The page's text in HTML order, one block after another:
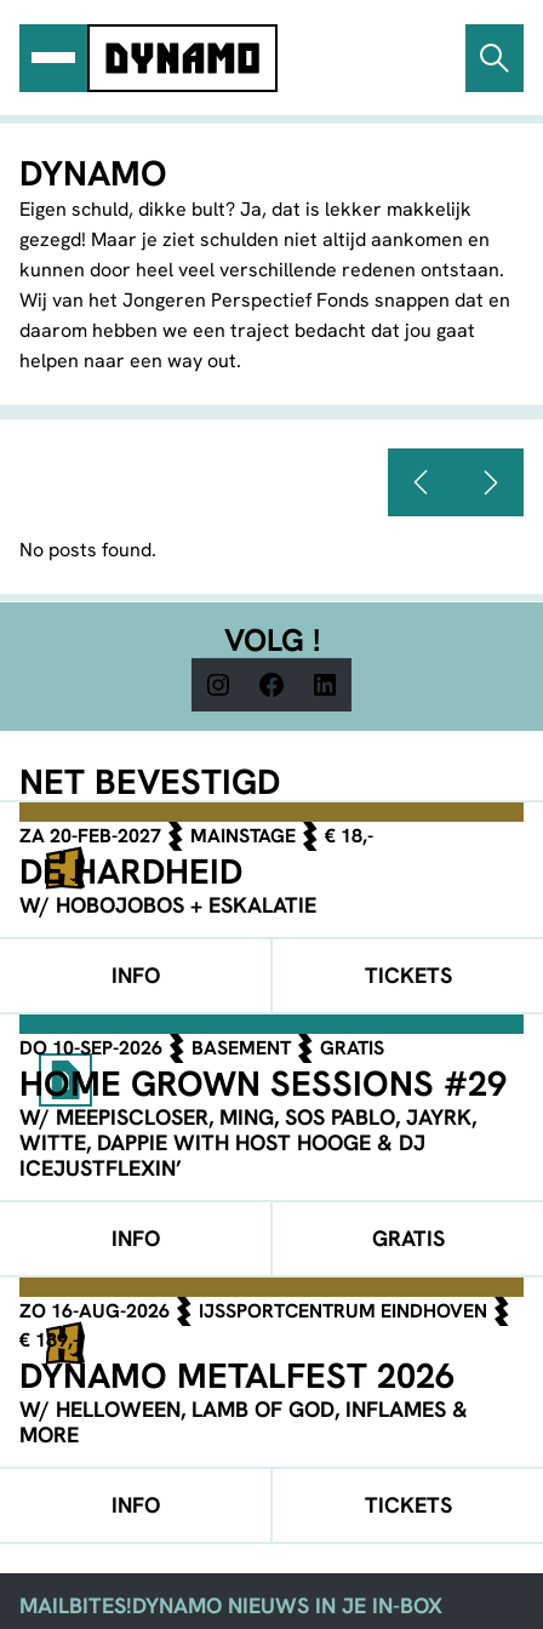
inhoud
DYNAMO
Eigen schuld, dikke bult? Ja, dat is lekker makkelijk
gezegd! Maar je ziet schulden niet altijd aankomen en
kunnen door heel veel verschillende redenen ontstaan.
Wij van het Jongeren Perspectief Fonds snappen dat en
daarom hebben we een traject bedacht dat jou gaat
helpen naar een way out.
No posts found.
VOLG !
Instagram
Facebook
LinkedIn
NET BEVESTIGD
ZA 20-FEB-2027 MAINSTAGE € 18,-
DE HARDHEID
W/ HOBOJOBOS + ESKALATIE
INFO TICKETS
DO 10-SEP-2026 BASEMENT GRATIS
HOME GROWN SESSIONS #29
W/ MEEPISCLOSER, MING, SOS PABLO, JAYRK,
WITTE, DAPPIE WITH HOST HOOGE & DJ
ICEJUSTFLEXIN’
INFO GRATIS
ZO 16-AUG-2026
IJSSPORTCENTRUM EINDHOVEN
€ 189,-
DYNAMO METALFEST 2026
W/ HELLOWEEN, LAMB OF GOD, INFLAMES &
MORE
INFO TICKETS
MAILBITES!DYNAMO NIEUWS IN JE IN-BOX